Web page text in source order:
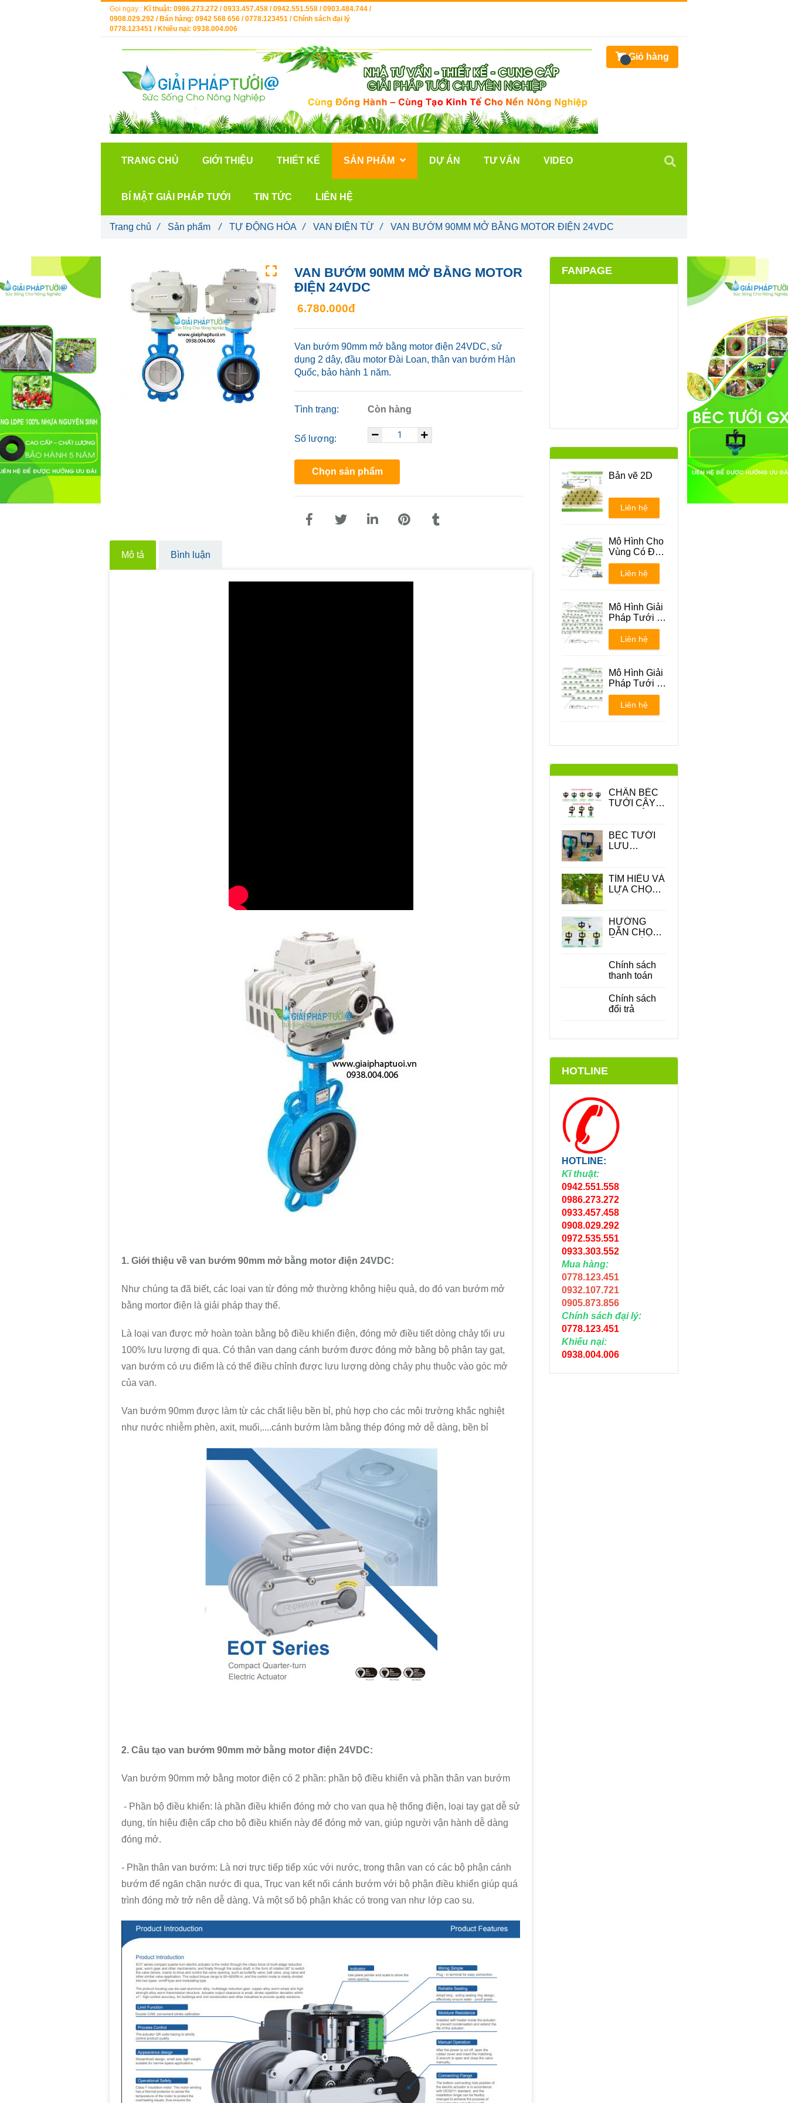
VAN BƯỚM 90MM MỞ BẰNG MOTOR
ĐIỆN 24VDC
6.780.000đ
Van bướm 90mm mở bằng motor điện 24VDC, sử
dụng 2 dây, đầu motor Đài Loan, thân van bướm Hàn
Quốc, bảo hành 1 năm.
Tình trạng: Còn hàng
Số lượng:
Chọn sản phẩm
Mô tả Bình luận
1. Giới thiệu về van bướm 90mm mở bằng motor điện 24VDC:
Như chúng ta đã biết, các loại van từ đóng mở thường không hiệu quả, do đó van bướm mở
bằng mortor điện là giải pháp thay thế.
Là loại van được mở hoàn toàn bằng bộ điều khiển điện, đóng mở điều tiết dòng chảy tối ưu
100% lưu lượng đi qua. Có thân van dạng cánh bướm được đóng mở bằng bộ phận tay gạt,
van bướm có ưu điểm là có thể điều chỉnh được lưu lượng dòng chảy phụ thuộc vào góc mở
của van.
Van bướm 90mm được làm từ các chất liệu bền bỉ, phù hợp cho các môi trường khắc nghiệt
như nước nhiễm phèn, axit, muối,....cánh bướm làm bằng thép đóng mở dễ dàng, bền bỉ
2. Câu tạo van bướm 90mm mở bằng motor điện 24VDC:
Van bướm 90mm mở bằng motor điện có 2 phần: phần bộ điều khiển và phần thân van bướm
- Phần bộ điều khiển: là phần điều khiển đóng mở cho van qua hệ thống điện, loại tay gạt dễ sử
dụng, tín hiệu điện cấp cho bộ điều khiển này để đóng mở van, giúp người vận hành dễ dàng
đóng mở.
- Phần thân van bướm: Là nơi trực tiếp tiếp xúc với nước, trong thân van có các bộ phận cánh
bướm để ngăn chặn nước đi qua, Trục van kết nối cánh bướm với bộ phận điều khiển giúp quá
trình đóng mở trở nên dễ dàng. Và một số bộ phận khác có trong van như lớp cao su.
FANPAGE
Bản vẽ 2D
Liên hệ
Mô Hình Cho
Vùng Có Địa
Hình Đồi Núi
Liên hệ
Mô Hình Giải
Pháp Tưới -
Phương án 1
Liên hệ
Mô Hình Giải
Pháp Tưới -
Phương án 2
Liên hệ
CHÂN BÉC
TƯỚI CÂY -
TRONG
TRONG HỆ
BÉC TƯỚI
LƯU
TÌM HIỂU VÀ
LỰA CHỌN
CÂY ĂN
QUẢ PHÙ
HƯỚNG
DẪN CHỌN
TƯỚI CÂY
PHÙ HỢP
KIỆM CHI
PHÍ
Chính sách
thanh toán
Chính sách
đổi trả
HOTLINE
HOTLINE:
Kĩ thuật:
0942.551.558
0986.273.272
0933.457.458
0908.029.292
0972.535.551
0933.303.552
Mua hàng:
0778.123.451
0932.107.721
0905.873.856
Chính sách đại lý:
0778.123.451
Khiếu nại:
0938.004.006
Trang chủ / Sản phẩm / TỰ ĐỘNG HÓA / VAN ĐIỆN TỪ / VAN BƯỚM 90MM MỞ BẰNG MOTOR ĐIỆN 24VDC
Gọi ngay : Kĩ thuật: 0986.273.272 / 0933.457.458 / 0942.551.558 / 0903.484.744 /
0908.029.292 / Bán hàng: 0942 568 656 / 0778.123451 / Chính sách đại lý
0778.123451 / Khiếu nại: 0938.004.006
Giỏ hàng
TRANG CHỦ GIỚI THIỆU THIẾT KẾ SẢN PHẨM DỰ ÁN TƯ VẤN VIDEO
BÍ MẬT GIẢI PHÁP TƯỚI TIN TỨC LIÊN HỆ